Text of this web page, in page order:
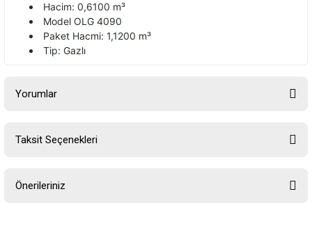
Hacim: 0,6100 m³
Model OLG 4090
Paket Hacmi: 1,1200 m³
Tip: Gazlı
Yorumlar
Taksit Seçenekleri
Önerileriniz